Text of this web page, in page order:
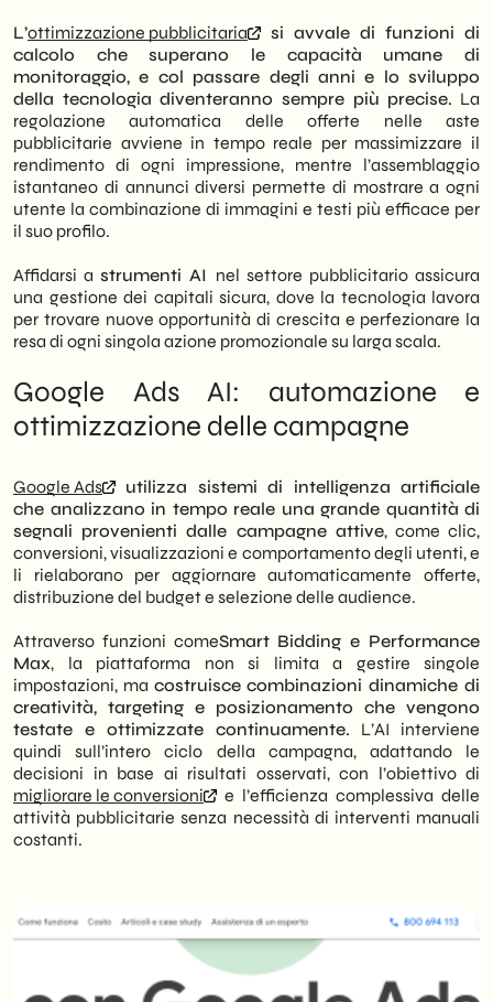
L’ottimizzazione pubblicitaria
si avvale di funzioni di
calcolo che superano le capacità umane di
monitoraggio, e col passare degli anni e lo sviluppo
della tecnologia diventeranno sempre più precise. La
regolazione automatica delle offerte nelle aste
pubblicitarie avviene in tempo reale per massimizzare il
rendimento di ogni impressione, mentre l’assemblaggio
istantaneo di annunci diversi permette di mostrare a ogni
utente la combinazione di immagini e testi più efficace per
il suo profilo.
Affidarsi astrumenti AI nel settore pubblicitario assicura
una gestione dei capitali sicura, dove la tecnologia lavora
per trovare nuove opportunità di crescita e perfezionare la
resa di ogni singola azione promozionale su larga scala.
Google Ads AI: automazione e
ottimizzazione delle campagne
Google Ads
utilizza sistemi di intelligenza artificiale
che analizzano in tempo reale una grande quantità di
segnali provenienti dalle campagne attive, come clic,
conversioni, visualizzazioni e comportamento degli utenti, e
li rielaborano per aggiornare automaticamente offerte,
distribuzione del budget e selezione delle audience.
Attraverso funzioni comeSmart Bidding e Performance
Max, la piattaforma non si limita a gestire singole
impostazioni, ma costruisce combinazioni dinamiche di
creatività, targeting e posizionamento che vengono
testate e ottimizzate continuamente. L’AI interviene
quindi sull’intero ciclo della campagna, adattando le
decisioni in base ai risultati osservati, con l’obiettivo di
migliorare le conversioni
e l’efficienza complessiva delle
attività pubblicitarie senza necessità di interventi manuali
costanti.